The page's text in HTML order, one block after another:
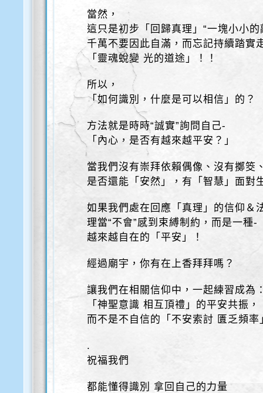
當然，
這只是初步「回歸真理」“一塊小小的
千萬不要因此自滿，而忘記持續踏實
「靈魂蛻變 光的道途」！！
所以，
「如何識別，什麼是可以相信」的？
方法就是時時“誠實”詢問自己-
「內心，是否有越來越平安？」
當我們沒有崇拜依賴偶像、沒有擲筊
是否還能「安然」，有「智慧」面對
如果我們處在回應「真理」的信仰＆
理當“不會”感到束縛制約，而是一種-
越來越自在的「平安」！
經過廟宇，你有在上香拜拜嗎？
讓我們在相關信仰中，一起練習成為
「神聖意識 相互頂禮」的平安共振，
而不是不自信的「不安索討 匱乏頻率
.
祝福我們
都能懂得識別 拿回自己的力量